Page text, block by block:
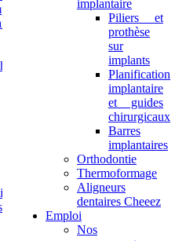
implantaire
Piliers et
prothèse
sur
implants
Planification
implantaire
et guides
chirurgicaux
Barres
implantaires
Orthodontie
Thermoformage
Aligneurs
dentaires Cheeez
Emploi
Nos
et guides chirurgicaux